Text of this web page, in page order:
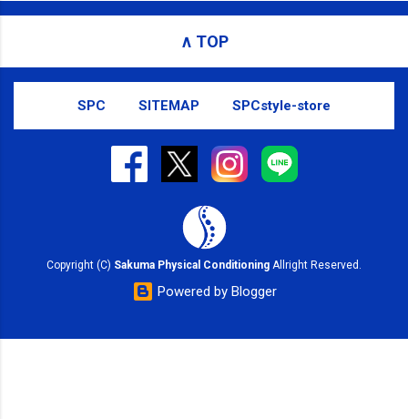
∧ TOP
SPC SITEMAP SPCstyle-store
Copyright (C) Sakuma Physical Conditioning Allright Reserved.
Powered by Blogger